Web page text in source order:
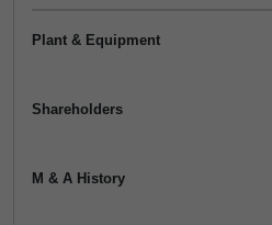
Plant & Equipment
Shareholders
M & A History